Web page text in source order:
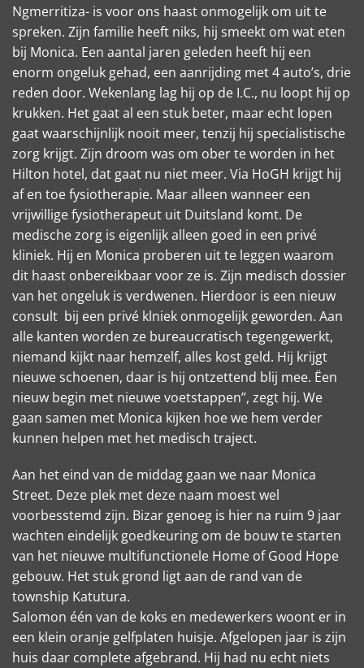
Ngmerritiza- is voor ons haast onmogelijk om uit te
spreken. Zijn familie heeft niks, hij smeekt om wat eten
bij Monica. Een aantal jaren geleden heeft hij een
enorm ongeluk gehad, een aanrijding met 4 auto’s, drie
reden door. Wekenlang lag hij op de I.C., nu loopt hij op
krukken. Het gaat al een stuk beter, maar echt lopen
gaat waarschijnlijk nooit meer, tenzij hij specialistische
zorg krijgt. Zijn droom was om ober te worden in het
Hilton hotel, dat gaat nu niet meer. Via HoGH krijgt hij
af en toe fysiotherapie. Maar alleen wanneer een
vrijwillige fysiotherapeut uit Duitsland komt. De
medische zorg is eigenlijk alleen goed in een privé
kliniek. Hij en Monica proberen uit te leggen waarom
dit haast onbereikbaar voor ze is. Zijn medisch dossier
van het ongeluk is verdwenen. Hierdoor is een nieuw
consult bij een privé klniek onmogelijk geworden. Aan
alle kanten worden ze bureaucratisch tegengewerkt,
niemand kijkt naar hemzelf, alles kost geld. Hij krijgt
nieuwe schoenen, daar is hij ontzettend blij mee. Ëen
nieuw begin met nieuwe voetstappen”, zegt hij. We
gaan samen met Monica kijken hoe we hem verder
kunnen helpen met het medisch traject.
Aan het eind van de middag gaan we naar Monica
Street. Deze plek met deze naam moest wel
voorbesstemd zijn. Bizar genoeg is hier na ruim 9 jaar
wachten eindelijk goedkeuring om de bouw te starten
van het nieuwe multifunctionele Home of Good Hope
gebouw. Het stuk grond ligt aan de rand van de
township Katutura.
Salomon één van de koks en medewerkers woont er in
een klein oranje gelfplaten huisje. Afgelopen jaar is zijn
huis daar complete afgebrand. Hij had nu echt niets